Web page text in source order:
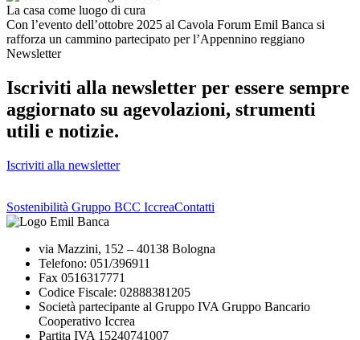
La casa come luogo di cura
Con l’evento dell’ottobre 2025 al Cavola Forum Emil Banca si
rafforza un cammino partecipato per l’Appennino reggiano
Newsletter
Iscriviti alla newsletter per essere sempre
aggiornato su agevolazioni, strumenti
utili e notizie.
Iscriviti alla newsletter
Sostenibilità Gruppo BCC IccreaContatti
via Mazzini, 152 – 40138 Bologna
Telefono: 051/396911
Fax 0516317771
Codice Fiscale: 02888381205
Società partecipante al Gruppo IVA Gruppo Bancario
Cooperativo Iccrea
Partita IVA 15240741007